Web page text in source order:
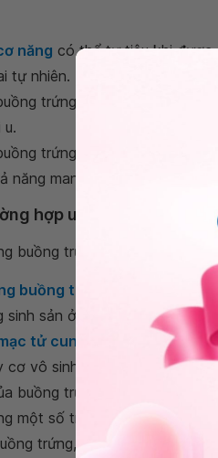
năng có thể tự tiêu khi được
tự nhiên.
trứng một bên (phải
trứng hai bên đã phẫu
năng mang thai thấp hơn.
hợp u nang buồng
buồng trứng gây cản trở khả
buồng trứng đa nang
sinh sản ở phụ nữ.
tử cung
khi phát triển đến
cơ vô sinh ở phụ nữ. Ngoài
buồng trứng, ảnh hưởng đến
một số trường hợp nghiêm
trứng, khiến phụ nữ đối